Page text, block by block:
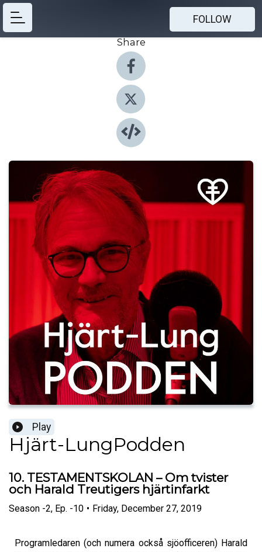
FOLLOW
Share
Play
Hjärt-LungPodden
10. TESTAMENTSKOLAN – Om tvister
och Harald Treutigers hjärtinfarkt
Season -2, Ep. -10 • Friday, December 27, 2019
Programledaren (och numera också sjöofficeren) Harald